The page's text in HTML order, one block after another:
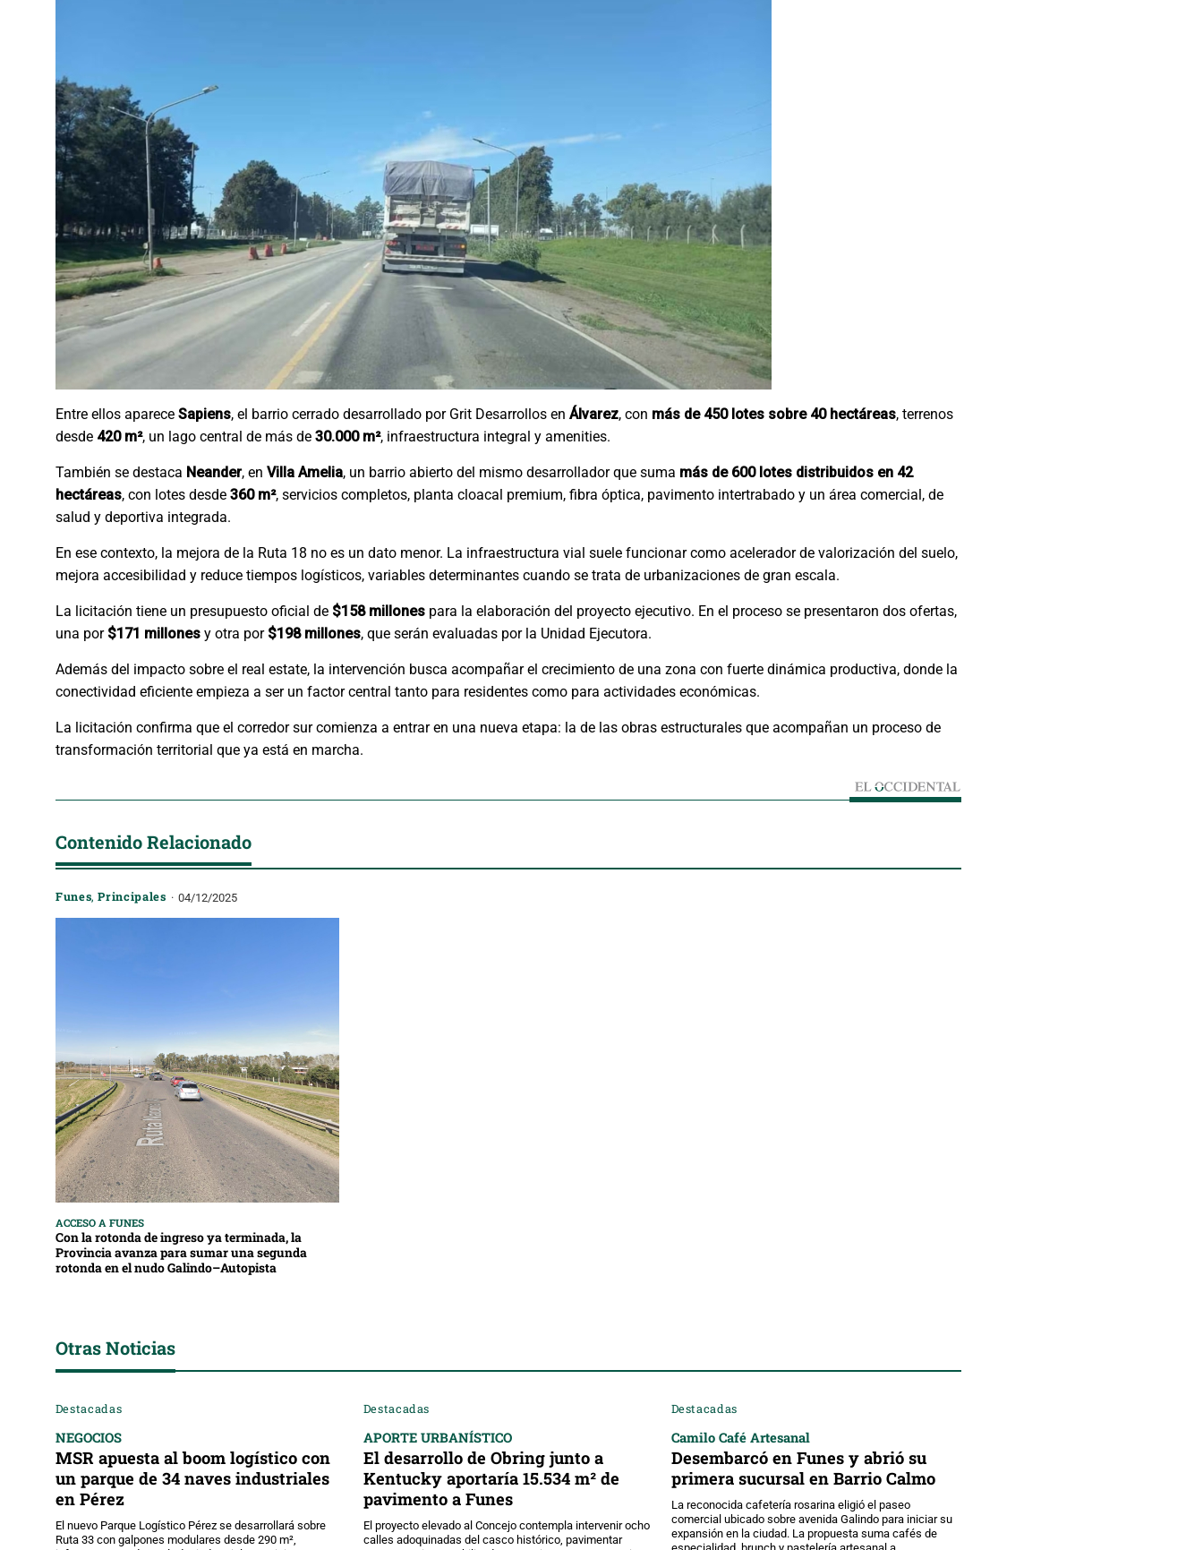
Entre ellos aparece Sapiens, el barrio cerrado desarrollado por Grit Desarrollos en Álvarez, con más de 450 lotes sobre 40 hectáreas, terrenos
desde 420 m², un lago central de más de 30.000 m², infraestructura integral y amenities.
También se destaca Neander, en Villa Amelia, un barrio abierto del mismo desarrollador que suma más de 600 lotes distribuidos en 42
hectáreas, con lotes desde 360 m², servicios completos, planta cloacal premium, fibra óptica, pavimento intertrabado y un área comercial, de
salud y deportiva integrada.
En ese contexto, la mejora de la Ruta 18 no es un dato menor. La infraestructura vial suele funcionar como acelerador de valorización del suelo,
mejora accesibilidad y reduce tiempos logísticos, variables determinantes cuando se trata de urbanizaciones de gran escala.
La licitación tiene un presupuesto oficial de $158 millones para la elaboración del proyecto ejecutivo. En el proceso se presentaron dos ofertas,
una por $171 millones y otra por $198 millones, que serán evaluadas por la Unidad Ejecutora.
Además del impacto sobre el real estate, la intervención busca acompañar el crecimiento de una zona con fuerte dinámica productiva, donde la
conectividad eficiente empieza a ser un factor central tanto para residentes como para actividades económicas.
La licitación confirma que el corredor sur comienza a entrar en una nueva etapa: la de las obras estructurales que acompañan un proceso de
transformación territorial que ya está en marcha.
Contenido Relacionado
Funes,Principales 04/12/2025
ACCESO A FUNES
Con la rotonda de ingreso ya terminada, la
Provincia avanza para sumar una segunda
rotonda en el nudo Galindo–Autopista
Otras Noticias
Destacadas
NEGOCIOS
MSR apuesta al boom logístico con
un parque de 34 naves industriales
en Pérez
El nuevo Parque Logístico Pérez se desarrollará sobre
Ruta 33 con galpones modulares desde 290 m²,
Destacadas
APORTE URBANÍSTICO
El desarrollo de Obring junto a
Kentucky aportaría 15.534 m² de
pavimento a Funes
El proyecto elevado al Concejo contempla intervenir ocho
calles adoquinadas del casco histórico, pavimentar
Destacadas
Camilo Café Artesanal
Desembarcó en Funes y abrió su
primera sucursal en Barrio Calmo
La reconocida cafetería rosarina eligió el paseo
comercial ubicado sobre avenida Galindo para iniciar su
expansión en la ciudad. La propuesta suma cafés de